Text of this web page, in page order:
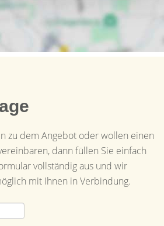
zu dem Angebot oder wollen einen
dann füllen Sie einfach
vollständig aus und wir
mit Ihnen in Verbindung.